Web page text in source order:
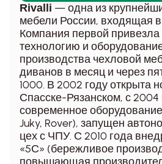
Rivalli — одна из
мебели России, входящая
Компания первой
технологию и
производства чехловой
диванов в месяц и через
1000. В 2002 году открыта
Спасске-Рязанском, с
современное оборудование
Juky, Rover), запущен
цех с ЧПУ. С 2010 года
«5С» (бережливое